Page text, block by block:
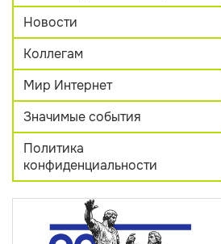
Новости
Коллегам
Мир Интернет
Значимые события
Политика
конфиденциальности